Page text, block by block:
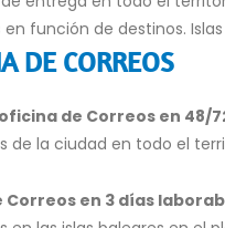
función de destinos.
DE CORREOS
de Correos en 48/
de la ciudad en todo el
en 3 días